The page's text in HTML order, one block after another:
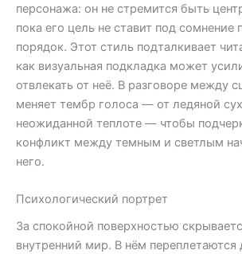
персонажа: он не стремится быть
пока его цель не ставит под сомнение
порядок. Этот стиль подталкивает
как визуальная подкладка может
отвлекать от неё. В разговоре между
меняет тембр голоса — от ледяной
неожиданной теплоте — чтобы
конфликт между темным и светлым
него.
Психологический портрет
За спокойной поверхностью
внутренний мир. В нём переплетаются